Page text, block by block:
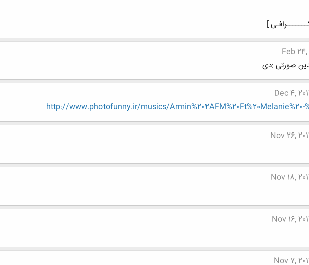
]
Feb 24,
صورتی :دی
Dec 4,
http://www.photofunny.ir/musics/Armin%202AFM%20Ft%20Melanie%20-
Nov 26,
Nov 18,
Nov 16,
Nov 7,